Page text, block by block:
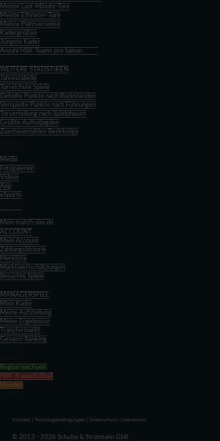
Meiste Last-Minute-Tore
Meiste Elfmeter-Tore
Meiste Platzverweise
Kadergrößen
Jüngste Kader
Anzahl HSK-Teams pro Saison
WEITERE STATISTIKEN
Jahrestabelle
Torreichste Spiele
Geholte Punkte nach Rückständen
Verspielte Punkte nach Führungen
Torverteilung nach Spielphasen
Größte Aufholjagden
Zuschauerzahlen Bezirksliga
Media
Fotogalerien
Videos
App
eSports
Mein match-day.de
ACCOUNT
Mein Account
Zahlungshistorie
Merkliste
Marktwertschätzungen
Besuchte Spiele
MANAGERSPIEL
Mein Kader
Meine Aufstellung
Meine Ergebnisse
Transfermarkt
Gesamt-Ranking
Region wechseln
HSK-Frauenfußball
Menden
Kontakt Nutzungsbedingungen Datenschutz Impressum
© 2013 - 2026 Schulte & Stratmann GbR